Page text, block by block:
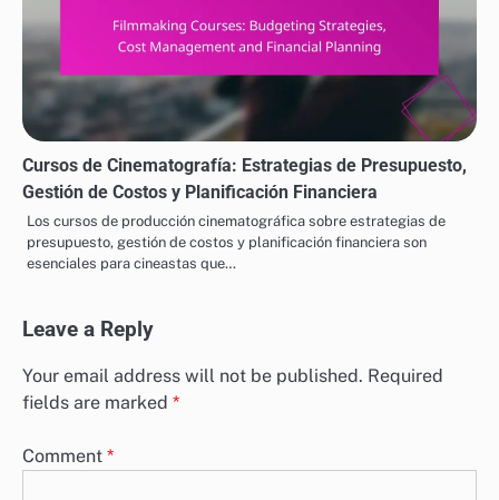
Cursos de Cinematografía: Estrategias de Presupuesto,
Gestión de Costos y Planificación Financiera
Los cursos de producción cinematográfica sobre estrategias de
presupuesto, gestión de costos y planificación financiera son
esenciales para cineastas que…
Leave a Reply
Your email address will not be published. Required
fields are marked *
Comment *